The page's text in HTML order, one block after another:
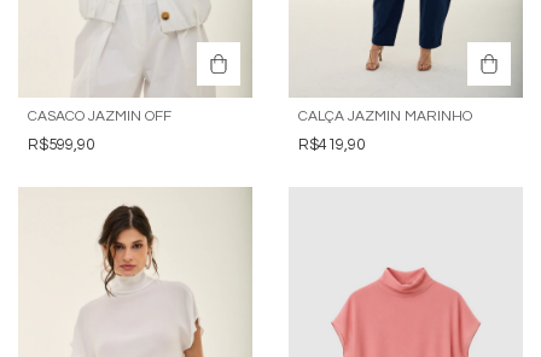
CASACO JAZMIN OFF
R$599,90
CALÇA JAZMIN MARINHO
R$419,90